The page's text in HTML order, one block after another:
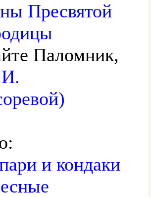
Пресвятой
Паломник,
и кондаки